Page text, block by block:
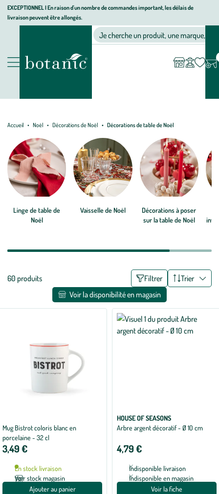
Aller
Aller
au
Aller
au
page
EXCEPTIONNEL I En raison d'un nombre de commandes important, les délais de
livraison peuvent être allongés.
Nos
animalerie,
décoration,
botanic®
Je cherche un produit, une marque, un
compte
Accueil Noël Décorations de Noël Décorations de table de Noël
Linge de table de
Noël
Vaisselle de Noël
Décorations à poser
sur la table de Noël
Liste
appliqués
60 produits Filtrer
Trier
Voir la disponibilité en magasin
Mug Bistrot coloris blanc en
porcelaine - 32 cl
3,49 €
En stock livraison
Voir stock magasin
Ajouter au panier
HOUSE OF SEASONS
Arbre argent décoratif - Ø 10 cm
4,79 €
Indisponible livraison
Indisponible en magasin
Voir la fiche